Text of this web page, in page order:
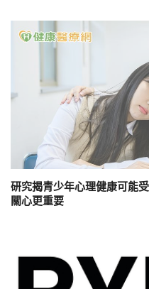
研究揭青少年心理健康可能
關心更重要